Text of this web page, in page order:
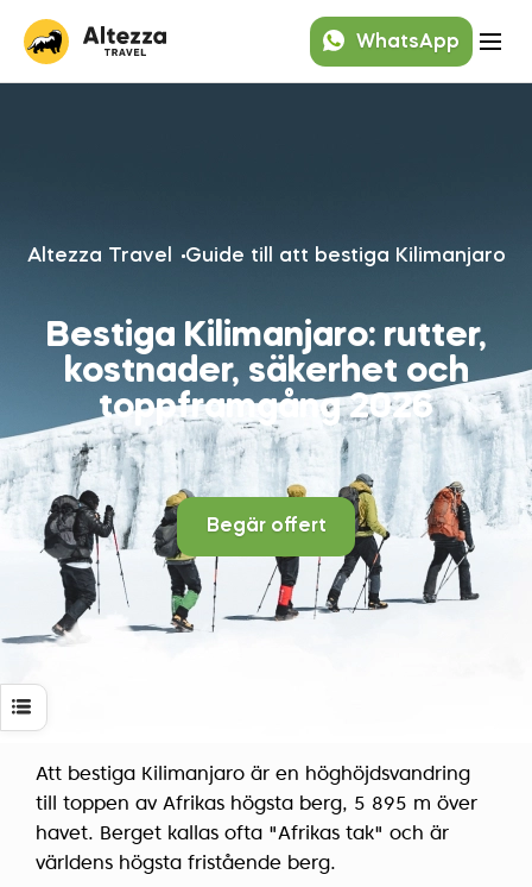
WhatsApp
Altezza Travel Guide till att bestiga Kilimanjaro
Bestiga Kilimanjaro: rutter,
kostnader, säkerhet och
toppframgång 2026
Begär offert
Att bestiga Kilimanjaro är en höghöjdsvandring
till toppen av Afrikas högsta berg, 5 895 m över
havet. Berget kallas ofta "Afrikas tak" och är
världens högsta fristående berg.